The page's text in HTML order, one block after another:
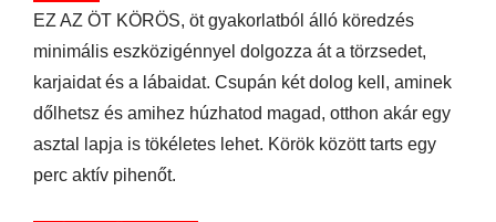
EZ AZ ÖT KÖRÖS, öt gyakorlatból álló köredzés
minimális eszközigénnyel dolgozza át a törzsedet,
karjaidat és a lábaidat. Csupán két dolog kell, aminek
dőlhetsz és amihez húzhatod magad, otthon akár egy
asztal lapja is tökéletes lehet. Körök között tarts egy
perc aktív pihenőt.